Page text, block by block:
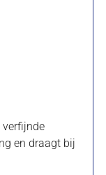
verfijnde
en draagt bij